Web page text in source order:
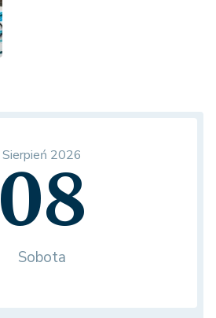
Sierpień 2026
08
Sobota